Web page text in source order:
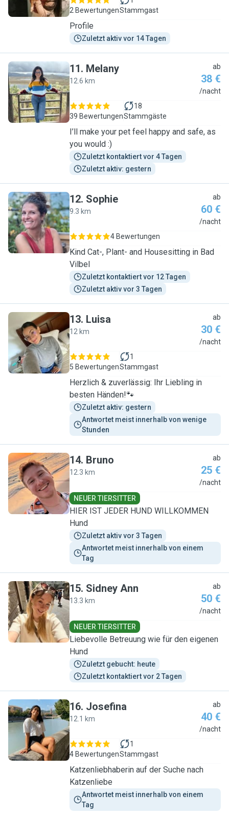
2 BewertungenStammgast
Profile
Zuletzt aktiv vor 14 Tagen
M
11. Melany
12.6 km
ab
38 €
/nacht
39 Bewertungen
18
Stammgäste
I’ll make your pet feel happy and safe, as
you would :)
Zuletzt kontaktiert vor 4 Tagen
Zuletzt aktiv: gestern
S
12. Sophie
9.3 km
ab
60 €
/nacht
4 Bewertungen
Kind Cat-, Plant- and Housesitting in Bad
Vilbel
Zuletzt kontaktiert vor 12 Tagen
Zuletzt aktiv vor 3 Tagen
L
13. Luisa
12 km
ab
30 €
/nacht
5 Bewertungen
1
Stammgast
Herzlich & zuverlässig: Ihr Liebling in
besten Händen!🐾
Zuletzt aktiv: gestern
Antwortet meist innerhalb von wenige
Stunden
B
14. Bruno
12.3 km
ab
25 €
/nacht
NEUER TIERSITTER
HIER IST JEDER HUND WILLKOMMEN
Hund
Zuletzt aktiv vor 3 Tagen
Antwortet meist innerhalb von einem
Tag
S
15. Sidney Ann
13.3 km
ab
50 €
/nacht
NEUER TIERSITTER
Liebevolle Betreuung wie für den eigenen
Hund
Zuletzt gebucht: heute
Zuletzt kontaktiert vor 2 Tagen
J
16. Josefina
12.1 km
ab
40 €
/nacht
4 Bewertungen
1
Stammgast
Katzenliebhaberin auf der Suche nach
Katzenliebe
Antwortet meist innerhalb von einem
Tag